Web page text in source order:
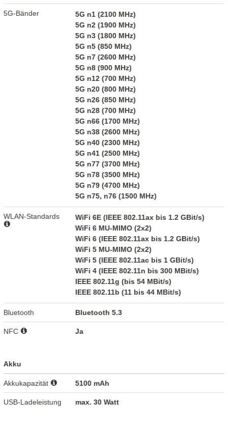
5G-Bänder
5G n1 (2100 MHz)
5G n2 (1900 MHz)
5G n3 (1800 MHz)
5G n5 (850 MHz)
5G n7 (2600 MHz)
5G n8 (900 MHz)
5G n12 (700 MHz)
5G n20 (800 MHz)
5G n26 (850 MHz)
5G n28 (700 MHz)
5G n66 (1700 MHz)
5G n38 (2600 MHz)
5G n40 (2300 MHz)
5G n41 (2500 MHz)
5G n77 (3700 MHz)
5G n78 (3500 MHz)
5G n79 (4700 MHz)
5G n75, n76 (1500 MHz)
WLAN-Standards
WiFi 6E (IEEE 802.11ax bis 1.2 GBit/s)
WiFi 6 MU-MIMO (2x2)
WiFi 6 (IEEE 802.11ax bis 1.2 GBit/s)
WiFi 5 MU-MIMO (2x2)
WiFi 5 (IEEE 802.11ac bis 1 GBit/s)
WiFi 4 (IEEE 802.11n bis 300 MBit/s)
IEEE 802.11g (bis 54 MBit/s)
IEEE 802.11b (11 bis 44 MBit/s)
Bluetooth Bluetooth 5.3
NFC Ja
Akku
Akkukapazität 5100 mAh
USB-Ladeleistung max. 30 Watt